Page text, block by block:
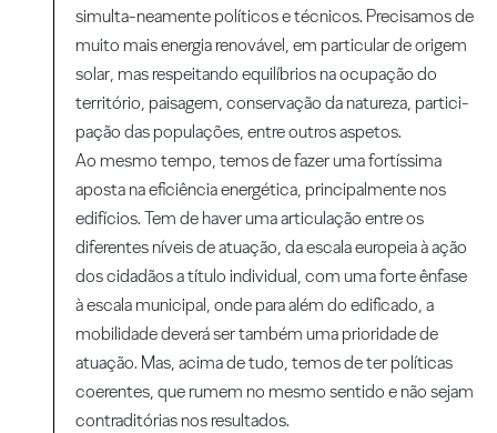
simulta-neamente políticos e técnicos. Precisamos de
muito mais energia renovável, em particular de origem
solar, mas respeitando equilíbrios na ocupação do
território, paisagem, conservação da natureza, partici-
pação das populações, entre outros aspetos.
Ao mesmo tempo, temos de fazer uma fortíssima
aposta na eficiência energética, principalmente nos
edifícios. Tem de haver uma articulação entre os
diferentes níveis de atuação, da escala europeia à ação
dos cidadãos a título individual, com uma forte ênfase
à escala municipal, onde para além do edificado, a
mobilidade deverá ser também uma prioridade de
atuação. Mas, acima de tudo, temos de ter políticas
coerentes, que rumem no mesmo sentido e não sejam
contraditórias nos resultados.